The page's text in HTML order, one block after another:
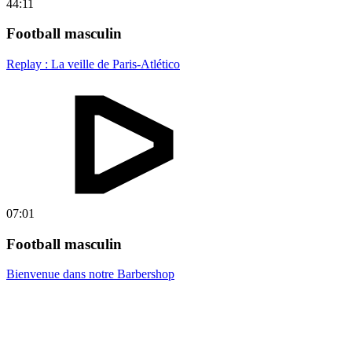
44:11
Football masculin
Replay : La veille de Paris-Atlético
07:01
Football masculin
Bienvenue dans notre Barbershop